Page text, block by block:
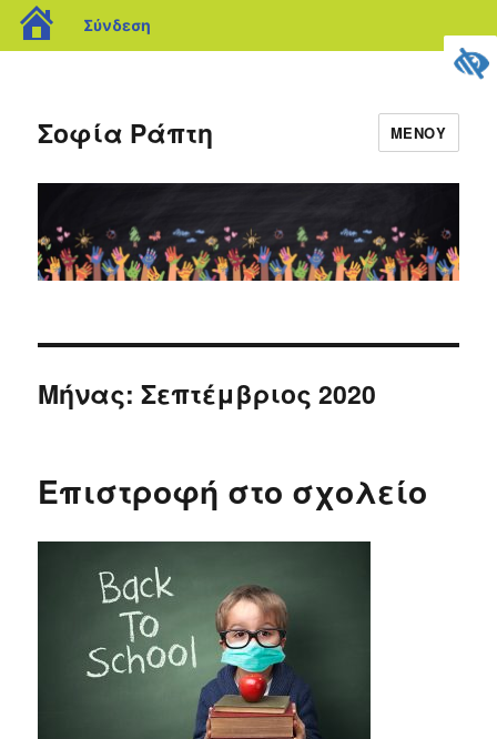
blogs.sch.gr
Σύνδεση
Σοφία Ράπτη ΜΕΝΟΎ
Μήνας:Σεπτέμβριος 2020
Επιστροφή στο σχολείο